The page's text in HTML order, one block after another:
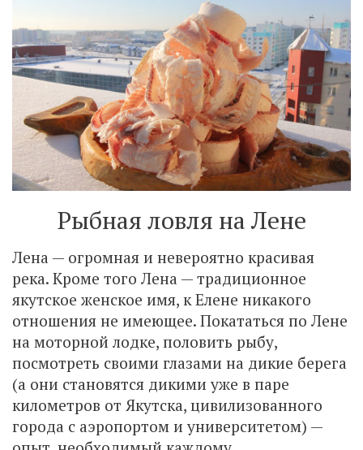
Рыбная ловля на Лене
Лена — огромная и невероятно красивая
река. Кроме того Лена — традиционное
якутское женское имя, к Елене никакого
отношения не имеющее. Покататься по Лене
на моторной лодке, половить рыбу,
посмотреть своими глазами на дикие берега
(а они становятся дикими уже в паре
километров от Якутска, цивилизованного
города с аэропортом и университетом) —